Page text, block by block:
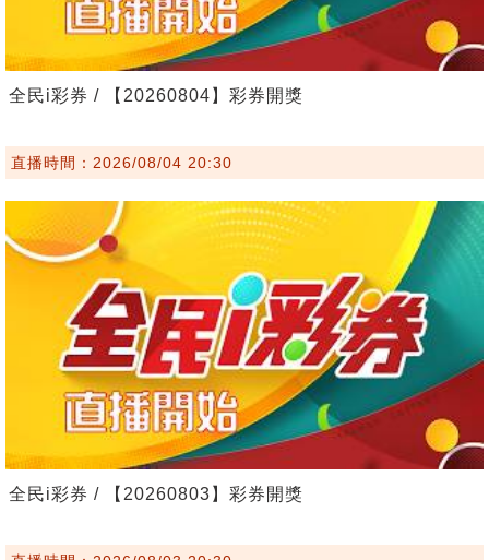
全民i彩券 / 【20260804】彩券開獎
直播時間：2026/08/04 20:30
全民i彩券 / 【20260803】彩券開獎